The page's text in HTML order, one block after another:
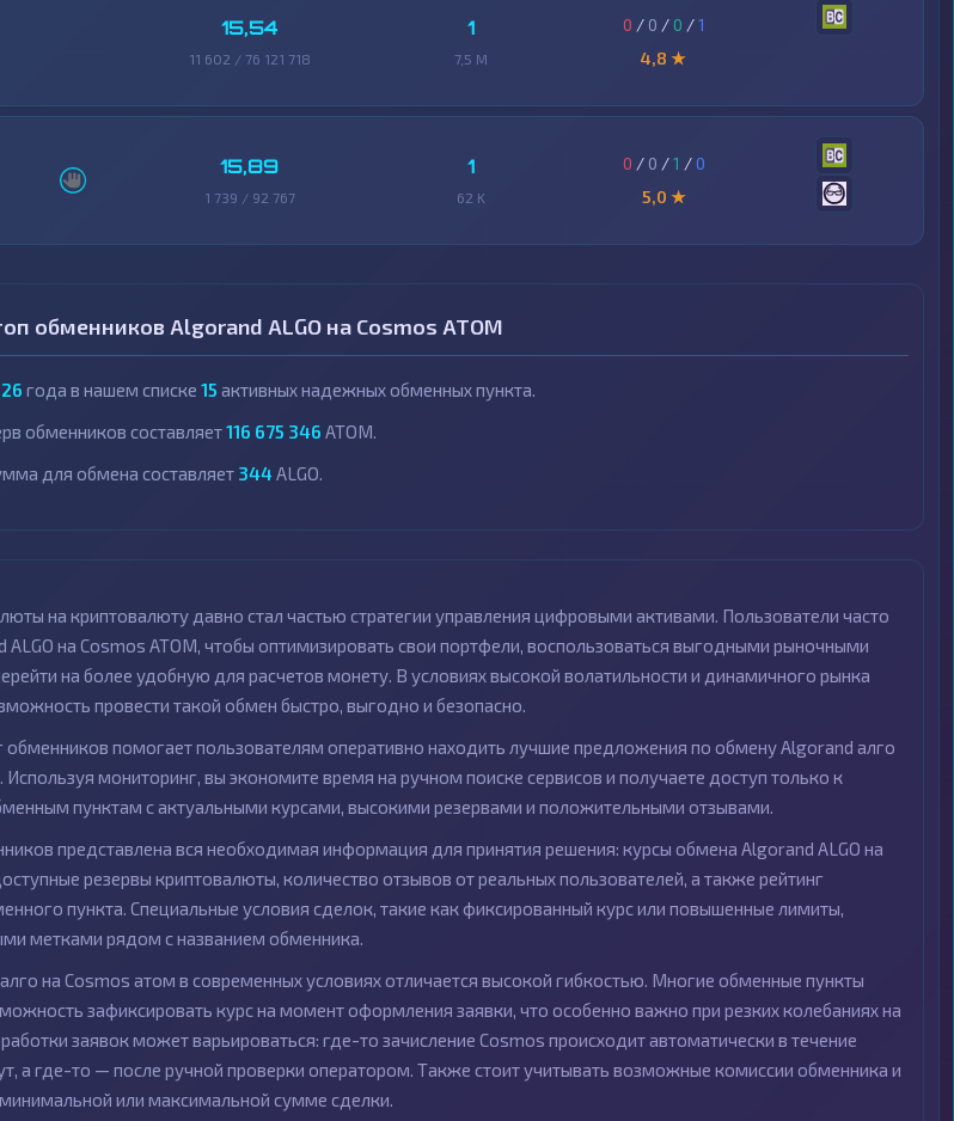
15,54
11 602 / 76 121 718
1
7,5 M
0 / 0 / 0 /1
4,8 ★
15,89
1 739 / 92 767
1
62 K
0 / 0 /1 /0
5,0 ★
обменников Algorand ALGO на Cosmos ATOM
года в нашем списке 15 активных надежных обменных пункта.
обменников составляет116 675 346 ATOM.
для обмена составляет 344ALGO.
на криптовалюту давно стал частью стратегии управления цифровыми активами. Пользователи часто
на Cosmos ATOM, чтобы оптимизировать свои портфели, воспользоваться выгодными рыночными
на более удобную для расчетов монету. В условиях высокой волатильности и динамичного рынка
провести такой обмен быстро, выгодно и безопасно.
помогает пользователям оперативно находить лучшие предложения по обмену Algorand алго
мониторинг, вы экономите время на ручном поиске сервисов и получаете доступ только к
пунктам с актуальными курсами, высокими резервами и положительными отзывами.
представлена вся необходимая информация для принятия решения: курсы обмена Algorand ALGO на
резервы криптовалюты, количество отзывов от реальных пользователей, а также рейтинг
пункта. Специальные условия сделок, такие как фиксированный курс или повышенные лимиты,
метками рядом с названием обменника.
на Cosmos атом в современных условиях отличается высокой гибкостью. Многие обменные пункты
зафиксировать курс на момент оформления заявки, что особенно важно при резких колебаниях на
заявок может варьироваться: где-то зачисление Cosmos происходит автоматически в течение
а где-то — после ручной проверки оператором. Также стоит учитывать возможные комиссии обменника и
или максимальной сумме сделки.